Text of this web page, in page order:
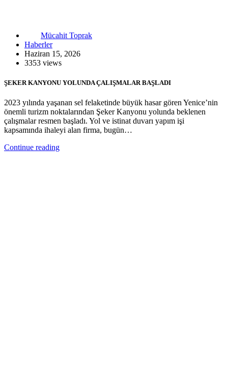
Mücahit Toprak
Haberler
Haziran 15, 2026
3353 views
ŞEKER KANYONU YOLUNDA ÇALIŞMALAR BAŞLADI
2023 yılında yaşanan sel felaketinde büyük hasar gören Yenice’nin
önemli turizm noktalarından Şeker Kanyonu yolunda beklenen
çalışmalar resmen başladı. Yol ve istinat duvarı yapım işi
kapsamında ihaleyi alan firma, bugün…
Continue reading